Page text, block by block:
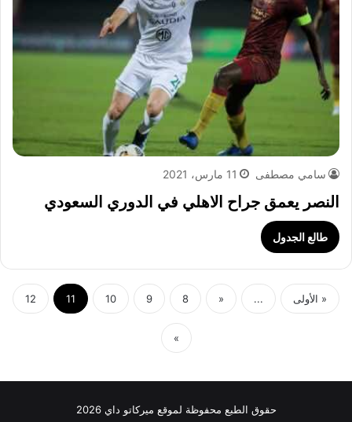
سامي مصطفى 11 مارس، 2021
النصر يعمق جراح الاهلي في الدوري السعودي
طالع الجدول
« الأولى ...
«
8
9
10
11
12
»
حقوق الطبع محفوظة لموقع ميركاتو داي 2026